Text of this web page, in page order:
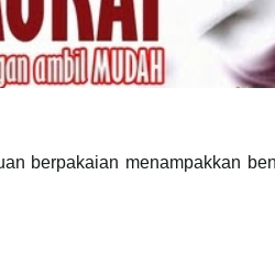
berpakaian menampakkan